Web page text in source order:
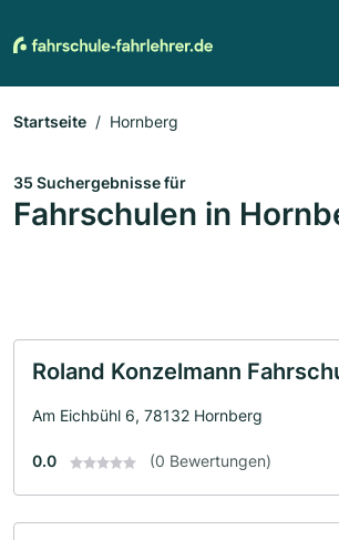
Startseite Hornberg
35 Suchergebnisse für
Fahrschulen in
Roland Konzelmann
Am Eichbühl 6, 78132 Hornberg
0.0 (0 Bewertungen)